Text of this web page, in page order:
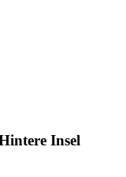
Insel